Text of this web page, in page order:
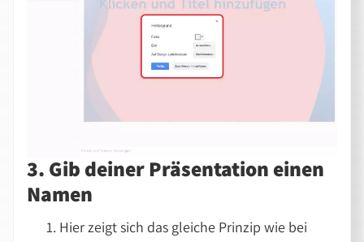
3. Gib deiner Präsentation einen
Namen
Hier zeigt sich das gleiche Prinzip wie bei